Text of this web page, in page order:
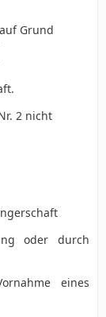
Grund
2 nicht
oder durch
eines